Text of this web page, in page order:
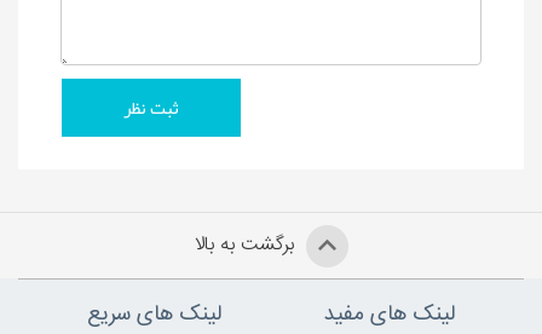
برگشت به بالا
لینک های مفید لینک های سریع